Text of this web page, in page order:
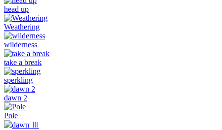
head up
Weathering
wilderness
take a break
sperkling
dawn 2
Pole